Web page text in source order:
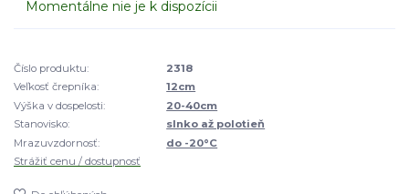
Momentálne nie je k dispozícii
Číslo produktu:
2318
Veľkosť črepníka:
12cm
Výška v dospelosti:
20-40cm
Stanovisko:
slnko až polotieň
Mrazuvzdornosť:
do -20°C
Strážiť cenu / dostupnosť